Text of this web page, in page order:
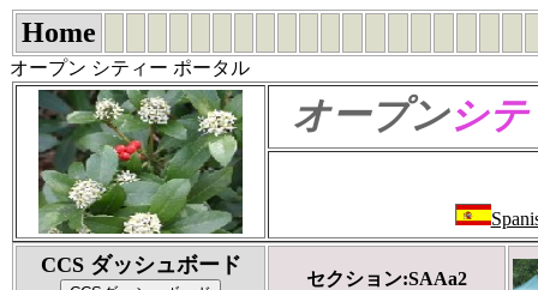
Home
オープン シティー ポータル
オープンシテ
CCS ダッシュボード
セクション:SAAa2